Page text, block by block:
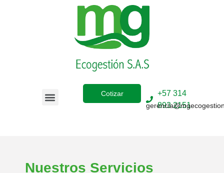
Cotizar
+57 314
893 2151
Nuestros Servicios